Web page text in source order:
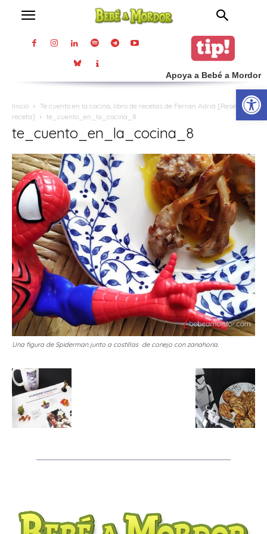
Apoya a Bebé a Mordor
Inicio
Te cuento en la cocina, libro de recetas de Ferran Adrià [Reseña y
receta]
te_cuento_en_la_cocina_8
te_cuento_en_la_cocina_8
Una figura de Spiderman junto a costillas de conejo con zanahoria.